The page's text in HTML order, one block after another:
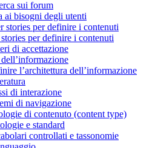
sui forum
ai bisogni degli utenti
stories per definire i contenuti
per definire i contenuti
di accettazione
l’architettura dell’informazione
di interazione
di navigazione
di contenuto (content type)
e standard
controllati e tassonomie